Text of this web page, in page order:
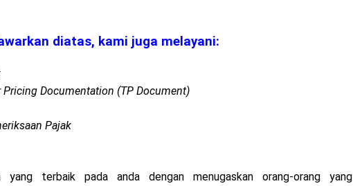
diatas, kami juga melayani:
Pricing Documentation (TP Document)
Pajak
yang terbaik pada anda dengan menugaskan orang-orang yang